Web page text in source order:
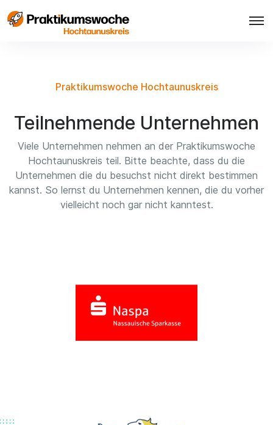
Praktikumswoche Hochtaunuskreis
Teilnehmende Unternehmen
Viele Unternehmen nehmen an der Praktikumswoche
Hochtaunuskreis teil. Bitte beachte, dass du die
Unternehmen die du besuchst nicht direkt bestimmen
kannst. So lernst du Unternehmen kennen, die du vorher
vielleicht noch gar nicht kanntest.